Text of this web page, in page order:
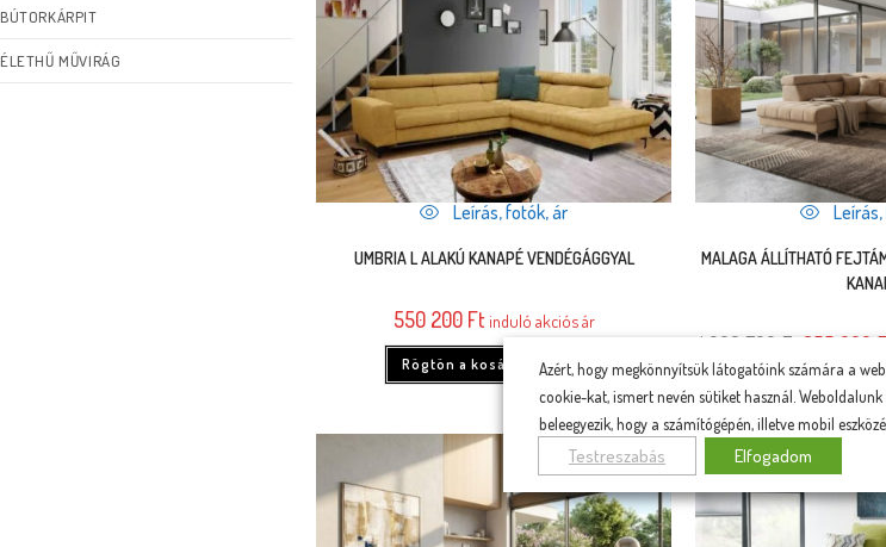
BÚTORKÁRPIT
ÉLETHŰ MŰVIRÁG
Leírás, fotók, ár
UMBRIA L ALAKÚ KANAPÉ VENDÉGÁGGYAL
550 200 Ftinduló akciós ár
Rögtön a kosárba teszem
MALAGA ÁLLÍTHATÓ
1 068 700 Ft 855 000
Rögtön a
Azért, hogy megkönnyítsük látogatóink számára a
cookie-kat, ismert nevén sütiket használ. Weboldalunk
beleegyezik, hogy a számítógépén, illetve mobil
Testreszabás Elfogadom